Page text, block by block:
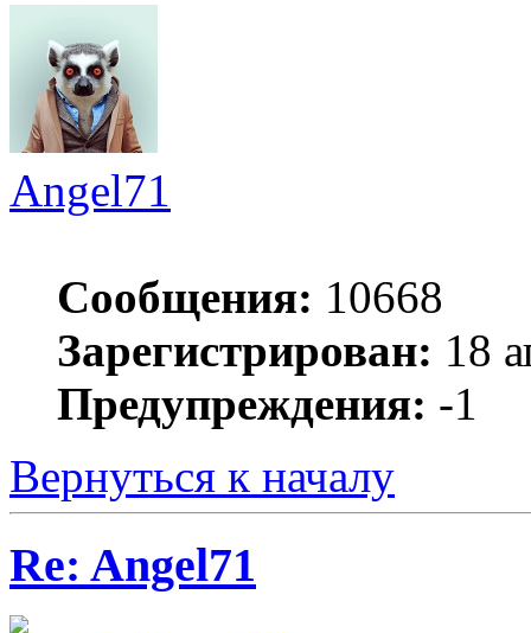
Angel71
Сообщения: 10668
Зарегистрирован: 18
Предупреждения: -1
Вернуться к началу
Re: Angel71